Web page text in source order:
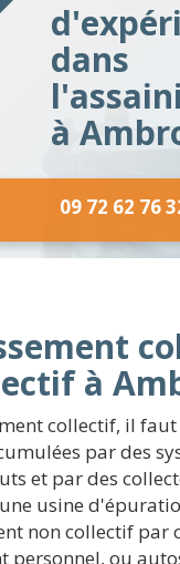
dans
à
09 72 62 76
à
collectif, il
par des
et par des
usine
non collectif par
personnel, ou